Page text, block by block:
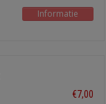
Informatie
€7,00